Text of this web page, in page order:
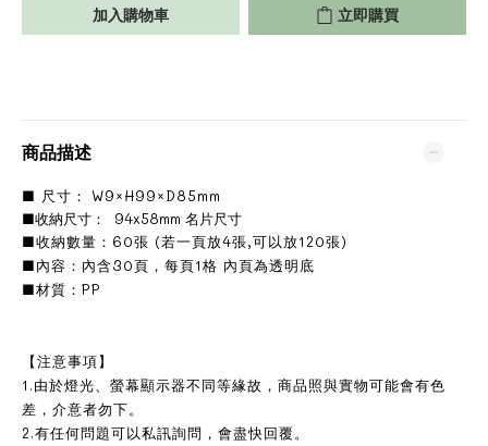
加入購物車 立即購買
商品描述
■ 尺寸： W9×H99×D85mm
■收納尺寸： 94x58mm 名片尺寸
■收納數量：60張 (若一頁放4張,可以放120張)
■內容：內含30頁，每頁1格 內頁為透明底
■材質：PP
【注意事項】
1.由於燈光、螢幕顯示器不同等緣故，商品照與實物可能會有色
差，介意者勿下。
2.有任何問題可以私訊詢問，會盡快回覆。